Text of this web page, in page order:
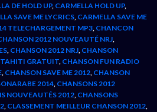
DE HOLD UP, CARMELLA HOLD UP,
SAVE ME LYCRICS, CARMELLA SAVE ME
TELECHARGEMENT MP3, CHANCON
2012 NOUVEAUTÉ NRJ,
, CHANSON 2012 NRJ, CHANSON
GRATUIT, CHANSON FUN RADIO
, CHANSON SAVE ME 2012, CHANSON
2014, CHANSONS 2012
NOUVEAUTÉS 2012, CHANSONS
, CLASSEMENT MEILLEUR CHANSON 2012,